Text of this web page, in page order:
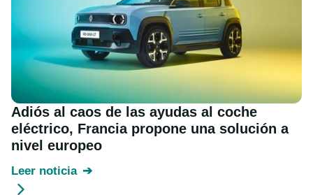
Adiós al caos de las ayudas al coche
eléctrico, Francia propone una solución a
nivel europeo
Leer noticia